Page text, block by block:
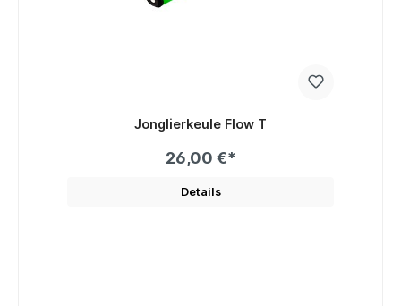
Jonglierkeule Flow T
26,00 €*
Details